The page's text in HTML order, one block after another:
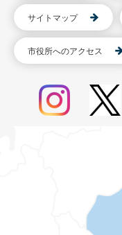
サイトマップ
市役所へのアクセス